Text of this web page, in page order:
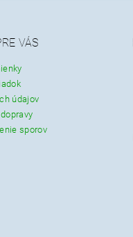
VÁS
údajov
sporov